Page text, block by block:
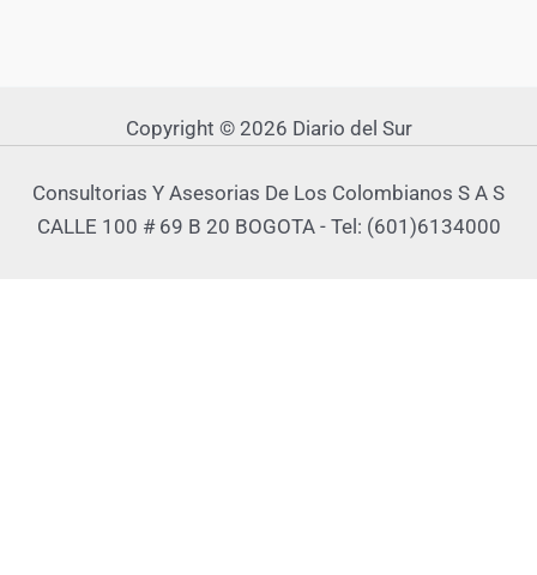
Copyright © 2026 Diario del Sur
Consultorias Y Asesorias De Los Colombianos S A S
CALLE 100 # 69 B 20 BOGOTA - Tel: (601)6134000